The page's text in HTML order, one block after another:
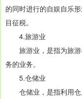
的同时进行的自娱自乐
目征税。
4.旅游业
旅游业，是指为旅游
务的业务。
5.仓储业
仓储业，是指利用仓